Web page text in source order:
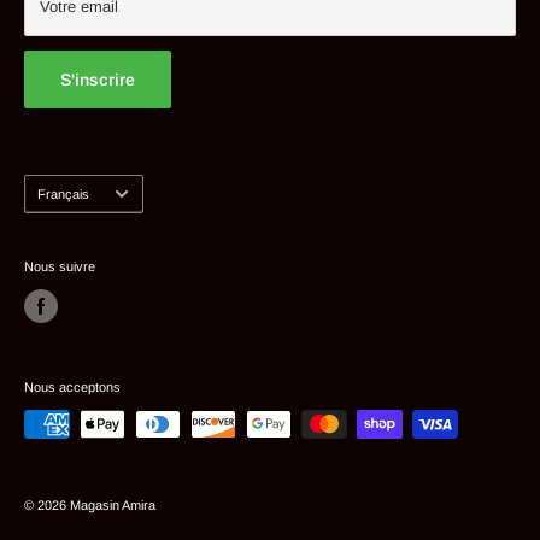
Votre email
S'inscrire
Langue
Français
Nous suivre
Nous acceptons
© 2026 Magasin Amira